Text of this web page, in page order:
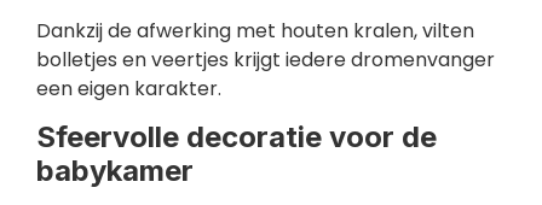
Dankzij de afwerking met houten kralen, vilten
bolletjes en veertjes krijgt iedere dromenvanger
een eigen karakter.
Sfeervolle decoratie voor de
babykamer